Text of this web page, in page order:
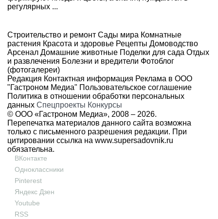
регулярных ...
Строительство и ремонт Сады мира Комнатные
растения Красота и здоровье Рецепты Домоводство
Арсенал Домашние животные Поделки для сада Отдых
и развлечения Болезни и вредители Фотоблог
(фотогалереи)
Редакция Контактная информация Реклама в ООО
"Гастроном Медиа" Пользовательское соглашение
Политика в отношении обработки персональных
данных Спецпроекты Конкурсы
© ООО «Гастроном Медиа», 2008 – 2026.
Перепечатка материалов данного сайта возможна
только с письменного разрешения редакции. При
цитировании ссылка на www.supersadovnik.ru
обязательна.
ВКонтакте
Одноклассники
Pinterest
Яндекс Дзен
Youtube
RSS